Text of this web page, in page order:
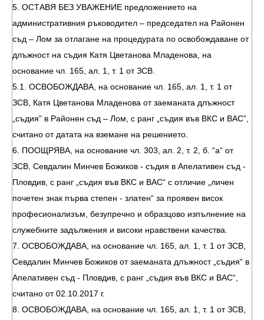
5. ОСТАВЯ БЕЗ УВАЖЕНИЕ предложението на
административния ръководител – председател на Районен
съд – Лом за отлагане на процедурата по освобождаване от
длъжност на съдия Катя Цветанова Младенова, на
основание чл. 165, ал. 1, т. 1 от ЗСВ.
5.1. ОСВОБОЖДАВА, на основание чл. 165, ал. 1, т. 1 от
ЗСВ, Катя Цветанова Младенова от заеманата длъжност
„съдия” в Районен съд – Лом, с ранг „съдия във ВКС и ВАС”,
считано от датата на вземане на решението.
6. ПООЩРЯВА, на основание чл. 303, ал. 2, т. 2, б. “а“ от
ЗСВ, Севдалин Минчев Божиков - съдия в Апелативен съд -
Пловдив, с ранг „съдия във ВКС и ВАС“ с отличие „личен
почетен знак първа степен - златен“ за проявен висок
професионализъм, безупречно и образцово изпълнение на
служебните задължения и високи нравствени качества.
7. ОСВОБОЖДАВА, на основание чл. 165, ал. 1, т. 1 от ЗСВ,
Севдалин Минчев Божиков от заеманата длъжност „съдия“ в
Апелативен съд - Пловдив, с ранг „съдия във ВКС и ВАС“,
считано от 02.10.2017 г.
8. ОСВОБОЖДАВА, на основание чл. 165, ал. 1, т. 1 от ЗСВ,